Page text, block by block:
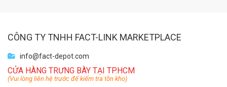
CÔNG TY TNHH FACT-LINK MARKETPLACE
info@fact-depot.com
CỬA HÀNG TRƯNG BÀY TẠI TP.HCM
(Vui lòng liên hệ trước để kiểm tra tồn kho)